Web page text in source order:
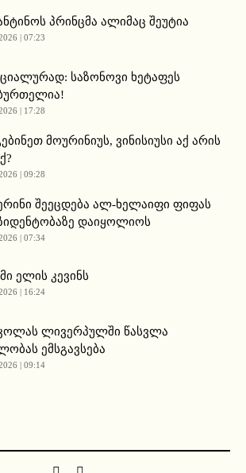
პრინცმა ალიმაც შეუტია
| 07:23
საზონოვი ხეტაფეს
| 17:28
მოურინიუს, ვინისიუსი აქ არის
| 09:28
შეეცდება ალ-ხელაიფი ფიფას
დაიყოლიოს
| 07:34
ელის კევინს
| 16:24
ლივერპულში წასვლა
ემსგავსება
| 09:14